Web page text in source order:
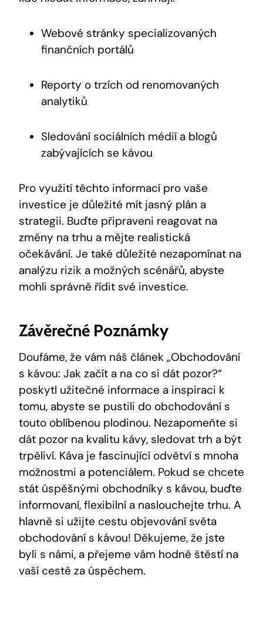
Webové stránky specializovaných
finančních portálů
Reporty o trzích od renomovaných
analytiků
Sledování sociálních médií a blogů
zabývajících se kávou
Pro využití těchto informací pro vaše
investice je důležité mít jasný plán a
strategii. Buďte připraveni reagovat na
změny na trhu a mějte realistická
očekávání. Je také důležité nezapomínat na
analýzu rizik a možných scénářů, abyste
mohli správně řídit své investice.
Závěrečné Poznámky
Doufáme, že vám náš článek „Obchodování
s kávou: Jak začít a na co si dát pozor?“
poskytl užitečné informace a inspiraci k
tomu, abyste se pustili do obchodování s
touto oblíbenou plodinou. Nezapomeňte si
dát pozor na kvalitu kávy, sledovat trh a být
trpěliví. Káva je fascinující odvětví s mnoha
možnostmi a potenciálem. Pokud se chcete
stát úspěšnými obchodníky s kávou, buďte
informovaní, flexibilní a naslouchejte trhu. A
hlavně si užijte cestu objevování světa
obchodování s kávou! Děkujeme, že jste
byli s námi, a přejeme vám hodně štěstí na
vaší cestě za úspěchem.